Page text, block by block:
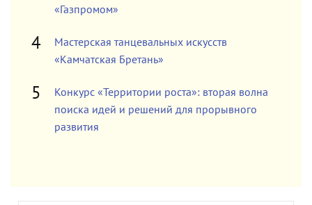
«Газпромом»
Мастерская танцевальных искусств
«Камчатская Бретань»
Конкурс «Территории роста»: вторая волна
поиска идей и решений для прорывного
развития